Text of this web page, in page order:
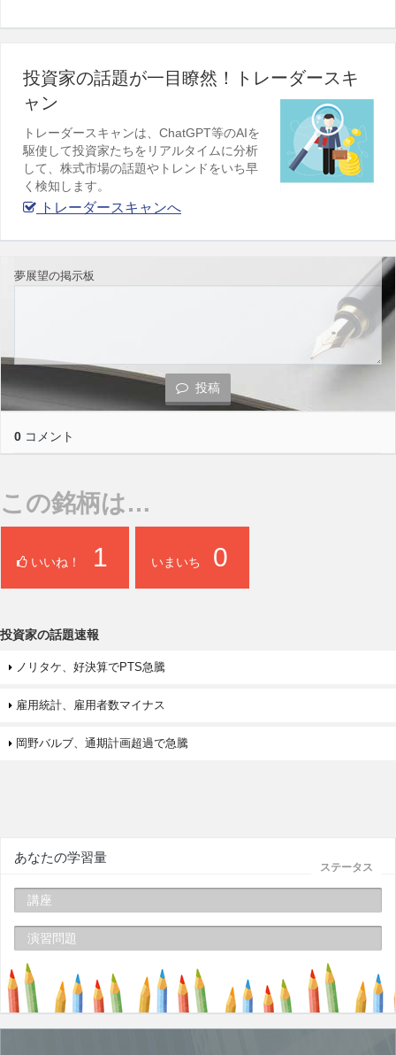
投資家の話題が一目瞭然！トレーダースキ
ャン
トレーダースキャンは、ChatGPT等のAIを
駆使して投資家たちをリアルタイムに分析
して、株式市場の話題やトレンドをいち早
く検知します。
トレーダースキャンへ
夢展望の掲示板
投稿
0 コメント
この銘柄は…
いいね！ 1 いまいち 0
投資家の話題速報
ノリタケ、好決算でPTS急騰
雇用統計、雇用者数マイナス
岡野バルブ、通期計画超過で急騰
ステータス
あなたの学習量
講座
演習問題